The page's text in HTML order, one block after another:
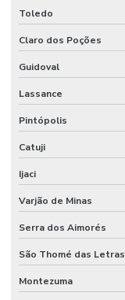
Toledo
Claro dos Poções
Guidoval
Lassance
Pintópolis
Catuji
Ijaci
Varjão de Minas
Serra dos Aimorés
São Thomé das Letras
Montezuma